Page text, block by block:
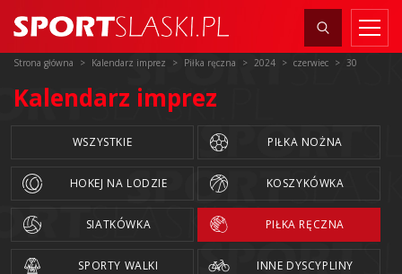
Strona główna Kalendarz imprez Piłka ręczna 2024 czerwiec 30
Kalendarz imprez
WSZYSTKIE PIŁKA NOŻNA
HOKEJ NA LODZIE KOSZYKÓWKA
SIATKÓWKA PIŁKA RĘCZNA
SPORTY WALKI INNE DYSCYPLINY